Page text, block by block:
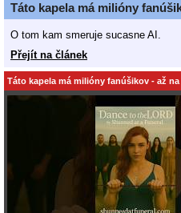
Táto kapela má milióny
O tom kam smeruje sucasne AI.
Přejít na článek
Táto kapela má milióny fanúšikov - až